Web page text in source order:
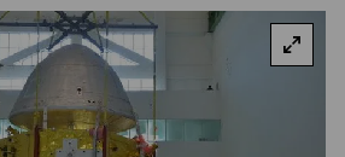
er aanwezig zijn in het
for Mars’ subsurFAce
radarinstrument waarmee de
gebracht kan worden; zo hopen